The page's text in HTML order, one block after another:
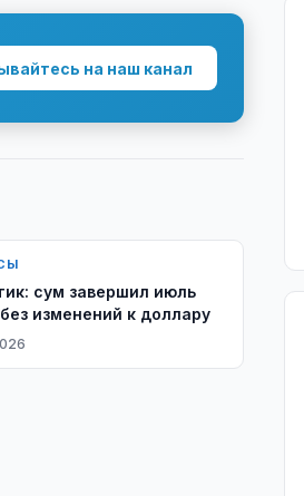
на наш канал
сум завершил июль
изменений к доллару